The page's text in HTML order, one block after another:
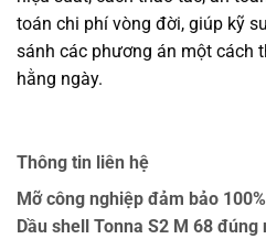
toán chi phí vòng đời, giúp kỹ
sánh các phương án một cách
hằng ngày.
Thông tin liên hệ
Mỡ công nghiệp đảm bảo
Dầu shell Tonna S2 M 68